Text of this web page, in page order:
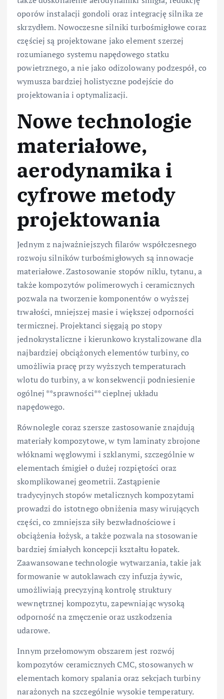
oporów instalacji gondoli oraz integrację silnika ze
skrzydłem. Nowoczesne silniki turbośmigłowe coraz
częściej są projektowane jako element szerzej
rozumianego systemu napędowego statku
powietrznego, a nie jako odizolowany podzespół, co
wymusza bardziej holistyczne podejście do
projektowania i optymalizacji.
Nowe technologie
materiałowe,
aerodynamika i
cyfrowe metody
projektowania
Jednym z najważniejszych filarów współczesnego
rozwoju silników turbośmigłowych są innowacje
materiałowe. Zastosowanie stopów niklu, tytanu, a
także kompozytów polimerowych i ceramicznych
pozwala na tworzenie komponentów o wyższej
trwałości, mniejszej masie i większej odporności
termicznej. Projektanci sięgają po stopy
jednokrystaliczne i kierunkowo krystalizowane dla
najbardziej obciążonych elementów turbiny, co
umożliwia pracę przy wyższych temperaturach
wlotu do turbiny, a w konsekwencji podniesienie
ogólnej **sprawności** cieplnej układu
napędowego.
Równolegle coraz szersze zastosowanie znajdują
materiały kompozytowe, w tym laminaty zbrojone
włóknami węglowymi i szklanymi, szczególnie w
elementach śmigieł o dużej rozpiętości oraz
skomplikowanej geometrii. Zastąpienie
tradycyjnych stopów metalicznych kompozytami
prowadzi do istotnego obniżenia masy wirujących
części, co zmniejsza siły bezwładnościowe i
obciążenia łożysk, a także pozwala na stosowanie
bardziej śmiałych koncepcji kształtu łopatek.
Zaawansowane technologie wytwarzania, takie jak
formowanie w autoklawach czy infuzja żywic,
umożliwiają precyzyjną kontrolę struktury
wewnętrznej kompozytu, zapewniając wysoką
odporność na zmęczenie oraz uszkodzenia
udarowe.
Innym przełomowym obszarem jest rozwój
kompozytów ceramicznych CMC, stosowanych w
elementach komory spalania oraz sekcjach turbiny
narażonych na szczególnie wysokie temperatury.